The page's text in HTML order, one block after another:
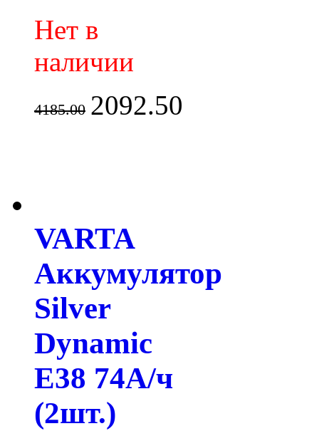
Нет в
наличии
4185.00 2092.50
VARTA
Аккумулятор
Silver
Dynamic
E38 74А/ч
(2шт.)